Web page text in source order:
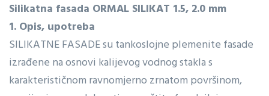
Silikatna fasada ORMAL SILIKAT 1.5, 2.0 mm
1. Opis, upotreba
SILIKATNE FASADE su tankoslojne plemenite fasade
izrađene na osnovi kalijevog vodnog stakla s
karakterističnom ravnomjerno zrnatom površinom,